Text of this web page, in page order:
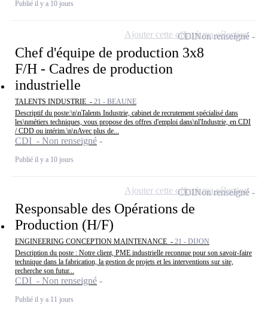
Publié il y a 10 jours
Chef d'équipe de production 3x8
F/H - Cadres de production
industrielle
TALENTS INDUSTRIE - 21 - BEAUNE
Descriptif du poste:\n\nTalents Industrie, cabinet de recrutement spécialisé dans
les\nmétiers techniques, vous propose des offres d'emploi dans\nl'Industrie, en CDI
/ CDD ou intérim.\n\nAvec plus de...
CDI - Non renseigné
Publié il y a 10 jours
CDINon renseigné
Ajouter cette offre à ma sélection
Responsable des Opérations de
Production (H/F)
ENGINEERING CONCEPTION MAINTENANCE - 21 - DIJON
Description du poste : Notre client, PME industrielle reconnue pour son savoir-faire
technique dans la fabrication, la gestion de projets et les interventions sur site,
recherche son futur...
CDI - Non renseigné
Publié il y a 11 jours
CDINon renseigné
Ajouter cette offre à ma sélection